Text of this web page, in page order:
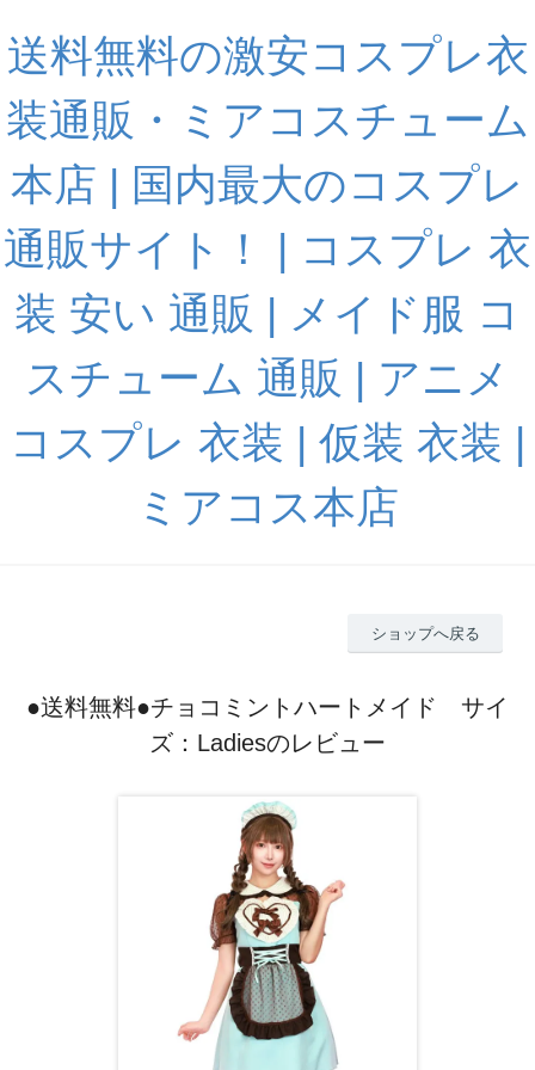
送料無料の激安コスプレ衣
装通販・ミアコスチューム
本店 | 国内最大のコスプレ
通販サイト！ | コスプレ 衣
装 安い 通販 | メイド服 コ
スチューム 通販 | アニメ
コスプレ 衣装 | 仮装 衣装 |
ミアコス本店
ショップへ戻る
●送料無料●チョコミントハートメイド サイ
ズ：Ladiesのレビュー